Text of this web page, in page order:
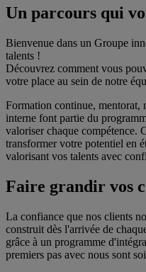
Un parcours qui
Bienvenue dans un Groupe
talents !
Découvrez comment vous
votre place au sein de notre
Formation continue, mentorat,
interne font partie du
valoriser chaque compétence.
transformer votre potentiel en
valorisant vos talents avec
Faire grandir vos
La confiance que nos clients
construit dès l'arrivée de
grâce à un programme
premiers pas avec nous sont